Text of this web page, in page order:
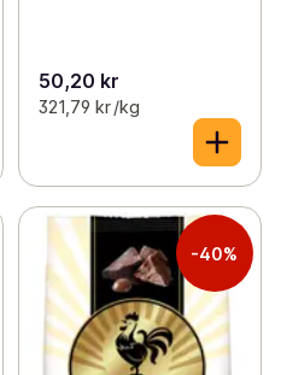
50,20 kr
321,79 kr /kg
-40%